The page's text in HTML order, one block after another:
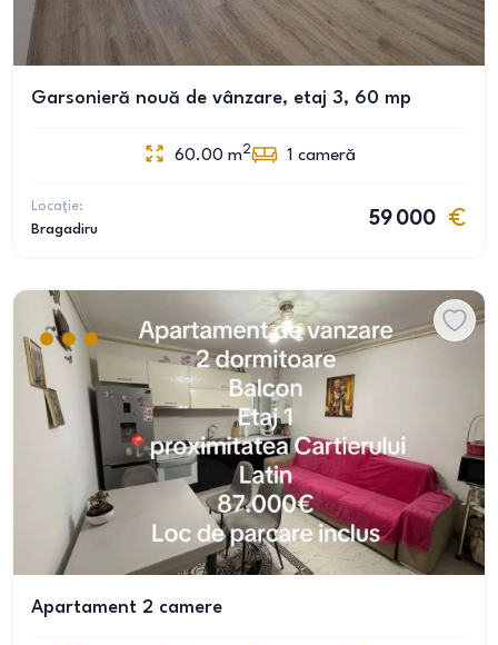
Garsonieră nouă de vânzare, etaj 3, 60 mp
60.00 m2 1 cameră
Locație:
Bragadiru
59 000
Apartament 2 camere